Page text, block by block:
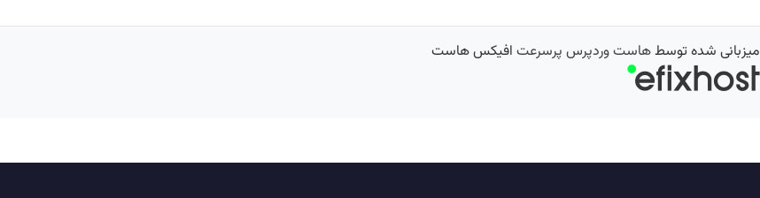
میزبانی شده توسطهاست وردپرس پرسرعت افیکس هاست